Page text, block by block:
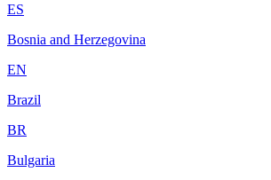
ES
Bosnia and Herzegovina
EN
Brazil
BR
Bulgaria